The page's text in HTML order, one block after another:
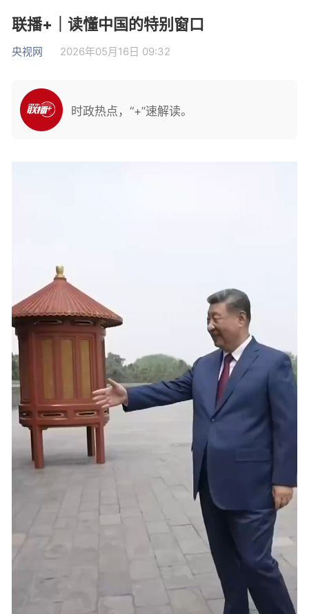
联播+｜读懂中国的特别窗口
央视网 2026年05月16日 09:32
时政热点，“+”速解读。